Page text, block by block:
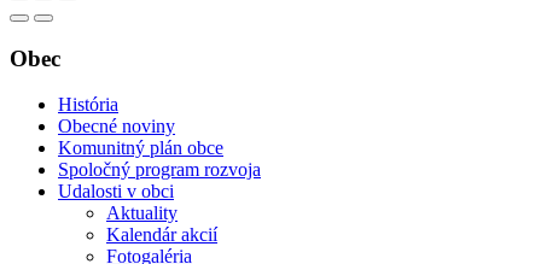
Obec
História
Obecné noviny
Komunitný plán obce
Spoločný program rozvoja
Udalosti v obci
Aktuality
Kalendár akcií
Fotogaléria